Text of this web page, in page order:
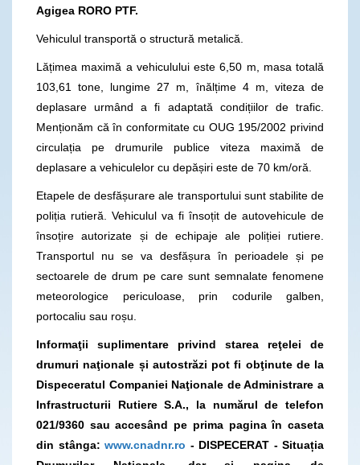
Agigea RORO PTF.
Vehiculul transportă o structură metalică.
Lățimea maximă a vehiculului este 6,50 m, masa totală
103,61 tone, lungime 27 m, înălțime 4 m, viteza de
deplasare urmând a fi adaptată condițiilor de trafic.
Menționăm că în conformitate cu OUG 195/2002 privind
circulația pe drumurile publice viteza maximă de
deplasare a vehiculelor cu depășiri este de 70 km/oră.
Etapele de desfășurare ale transportului sunt stabilite de
poliția rutieră. Vehiculul va fi însoțit de autovehicule de
însoțire autorizate și de echipaje ale poliției rutiere.
Transportul nu se va desfășura în perioadele și pe
sectoarele de drum pe care sunt semnalate fenomene
meteorologice periculoase, prin codurile galben,
portocaliu sau roșu.
Informaţii suplimentare privind starea reţelei de
drumuri naţionale și autostrăzi pot fi obţinute de la
Dispeceratul Companiei Naţionale de Administrare a
Infrastructurii Rutiere S.A., la numărul de telefon
021/9360 sau accesând pe prima pagina în caseta
din stânga: www.cnadnr.ro - DISPECERAT - Situația